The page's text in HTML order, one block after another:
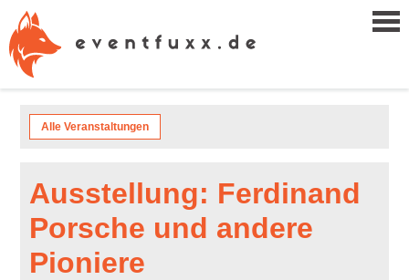
Alle Veranstaltungen
Ausstellung: Ferdinand
Porsche und andere
Pioniere